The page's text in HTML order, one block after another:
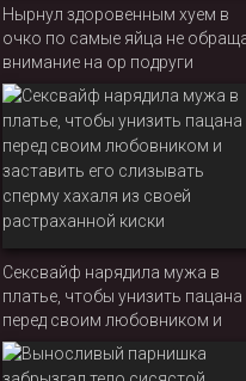
Нырнул здоровенным хуем в
очко по самые яйца не
внимание на ор подруги
Сексвайф нарядила мужа в
платье, чтобы унизить пацана
перед своим любовником и
заставить его слизывать
сперму хахаля из своей